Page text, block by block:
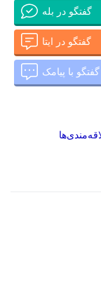
گفتگو در بله
گفتگو در ایتا
گفتگو با پیامک